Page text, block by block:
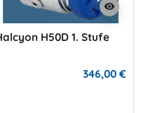
visibility
H50D 1. Stufe
346,00 €